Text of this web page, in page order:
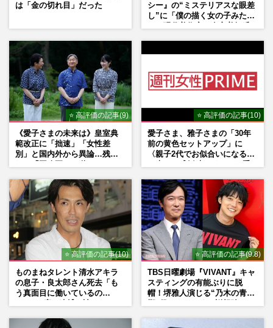
は「金の切れ目」だった
シー』の“ミステリアスな眼差
し”に「僕の描く女の子みた
⭐ 高評価の記事(9)
《愛子さまの未来は》皇室典
範改正に「拙速」「女性差
別」と国内外から異論…残さ
⭐ 高評価の記事(10)
愛子さま、雅子さまの「30年
前の黄色セットアップ」に
〈親子2代でお似合いになる〉
⭐ 高評価の記事(10)
ものまねタレント清水アキラ
の息子・良太郎さん死去「も
う真面目に働いているの
⭐ 高評価の記事(9.8)
TBS日曜劇場『VIVANT』キャ
スティングの有能ぶりに脱
帽！堺雅人演じる“乃木の青年